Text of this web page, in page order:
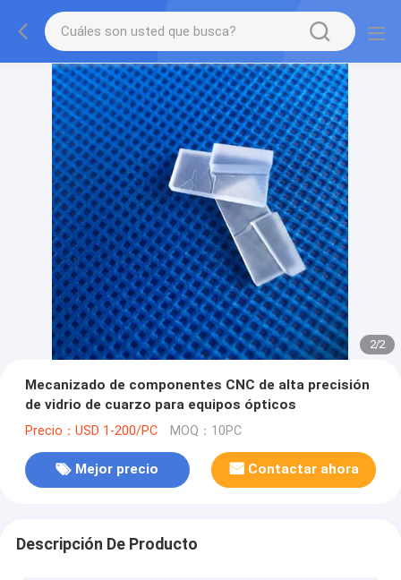
2/2
Mecanizado de componentes CNC de alta precisión
de vidrio de cuarzo para equipos ópticos
Precio：USD 1-200/PC MOQ：10PC
Mejor precio Contactar ahora
Descripción De Producto